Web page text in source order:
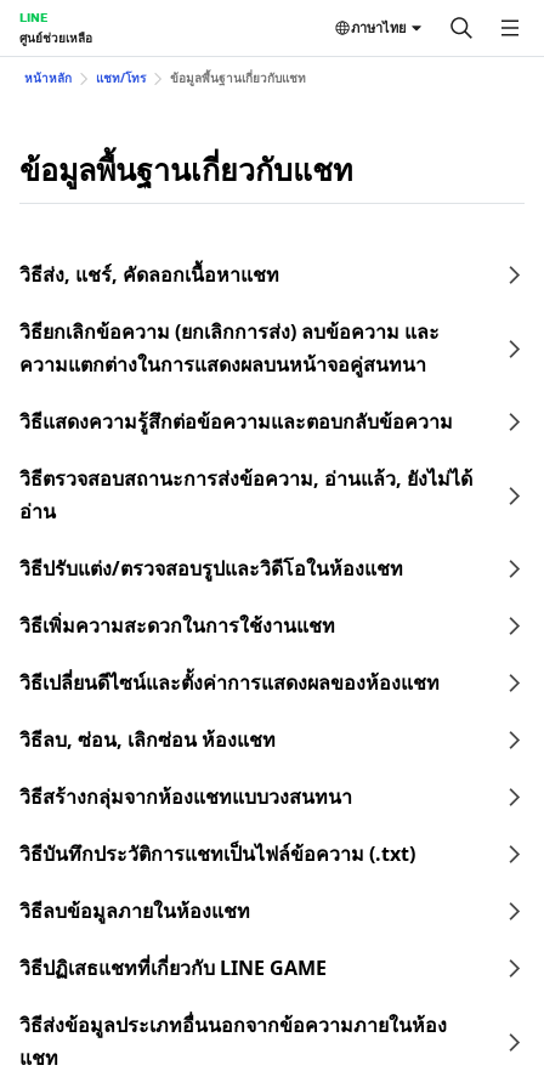
LINE
ศูนย์ช่วยเหลือ
ภาษาไทย
หน้าหลัก แชท/โทร ข้อมูลพื้นฐานเกี่ยวกับแชท
ข้อมูลพื้นฐานเกี่ยวกับแชท
วิธีส่ง, แชร์, คัดลอกเนื้อหาแชท
วิธียกเลิกข้อความ (ยกเลิกการส่ง) ลบข้อความ และ
ความแตกต่างในการแสดงผลบนหน้าจอคู่สนทนา
วิธีแสดงความรู้สึกต่อข้อความและตอบกลับข้อความ
วิธีตรวจสอบสถานะการส่งข้อความ, อ่านแล้ว, ยังไม่ได้
อ่าน
วิธีปรับแต่ง/ตรวจสอบรูปและวิดีโอในห้องแชท
วิธีเพิ่มความสะดวกในการใช้งานแชท
วิธีเปลี่ยนดีไซน์และตั้งค่าการแสดงผลของห้องแชท
วิธีลบ, ซ่อน, เลิกซ่อน ห้องแชท
วิธีสร้างกลุ่มจากห้องแชทแบบวงสนทนา
วิธีบันทึกประวัติการแชทเป็นไฟล์ข้อความ (.txt)
วิธีลบข้อมูลภายในห้องแชท
วิธีปฏิเสธแชทที่เกี่ยวกับ LINE GAME
วิธีส่งข้อมูลประเภทอื่นนอกจากข้อความภายในห้อง
แชท